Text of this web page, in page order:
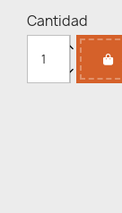
Cantidad